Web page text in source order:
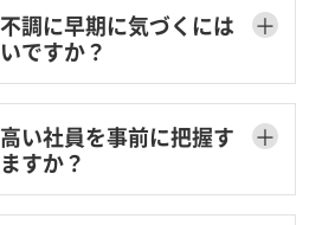
調に早期に気づくには
ですか？
＋
い社員を事前に把握す
すか？
＋